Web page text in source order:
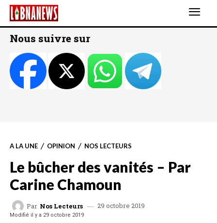
Nous suivre sur
A LA UNE OPINION NOS LECTEURS
Le bûcher des vanités – Par
Carine Chamoun
Par Nos Lecteurs 29 octobre 2019
Modifié il y a 29 octobre 2019